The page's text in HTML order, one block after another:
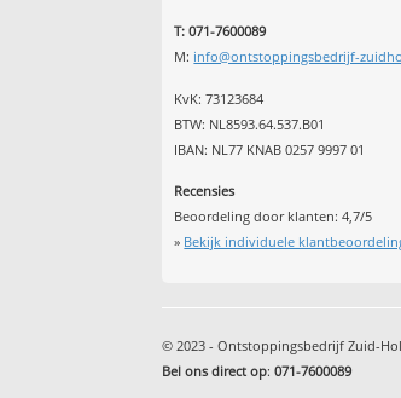
T: 071-7600089
M: info@ontstoppingsbedrijf-
KvK: 73123684
BTW: NL8593.64.537.B01
IBAN: NL77 KNAB 0257 9997 01
Recensies
Beoordeling door klanten:4,7/5
» Bekijk individuele
© 2023 - Ontstoppingsbedrijf Zuid-
Bel ons direct op:071-7600089